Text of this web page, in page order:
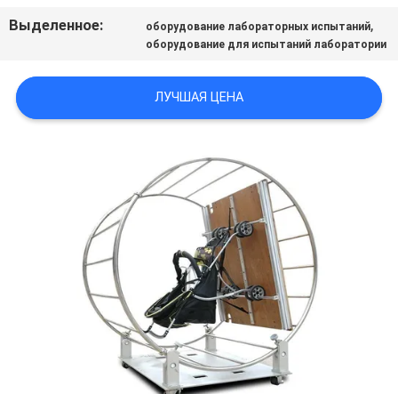
НОВОСТИ
СЛУЧАИ
ПОЛИТИКА
КОНФИДЕНЦИАЛЬНОСТИ
Выделенное: оборудование лабораторных испытаний,
оборудование для испытаний лаборатории
ЛУЧШАЯ ЦЕНА